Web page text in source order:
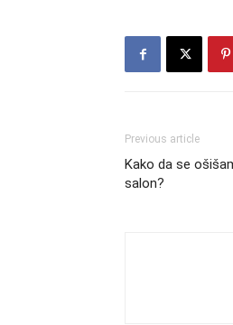
Previous article
Kako da se
salon?